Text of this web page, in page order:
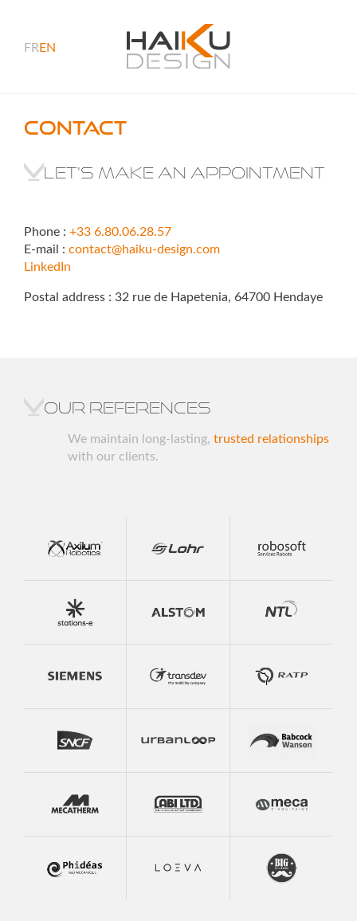
FREN
Contact
Let's make an appointment
Phone : +33 6.80.06.28.57
E-mail : contact@haiku-design.com
LinkedIn
Postal address : 32 rue de Hapetenia, 64700 Hendaye
Our references
We maintain long-lasting, trusted relationships
with our clients.